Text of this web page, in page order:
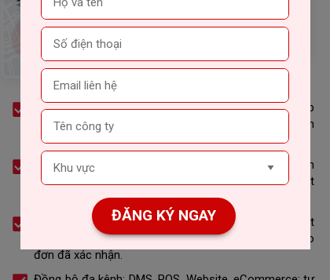
Quy trình khép kín: Yêu cầu mua → Đơn mua → Nhập
kho → Xuất kho → Đơn bán → Giao hàng → Hóa đơn
→ Thu/chi → Đối soát công nợ.
Tự động hóa chứng từ: Duyệt yêu cầu mua sinh đơn
mua; nhận hàng sinh phiếu nhập; xuất kho cập nhật
tồn; giao xong đề nghị lập hóa đơn.
Kiểm tra khả năng đáp ứng: So khớp tồn theo mặt
hàng/kho/kênh trước khi chốt đơn; tự giữ chỗ tồn cho
đơn đã xác nhận.
ĐĂNG KÝ NGAY